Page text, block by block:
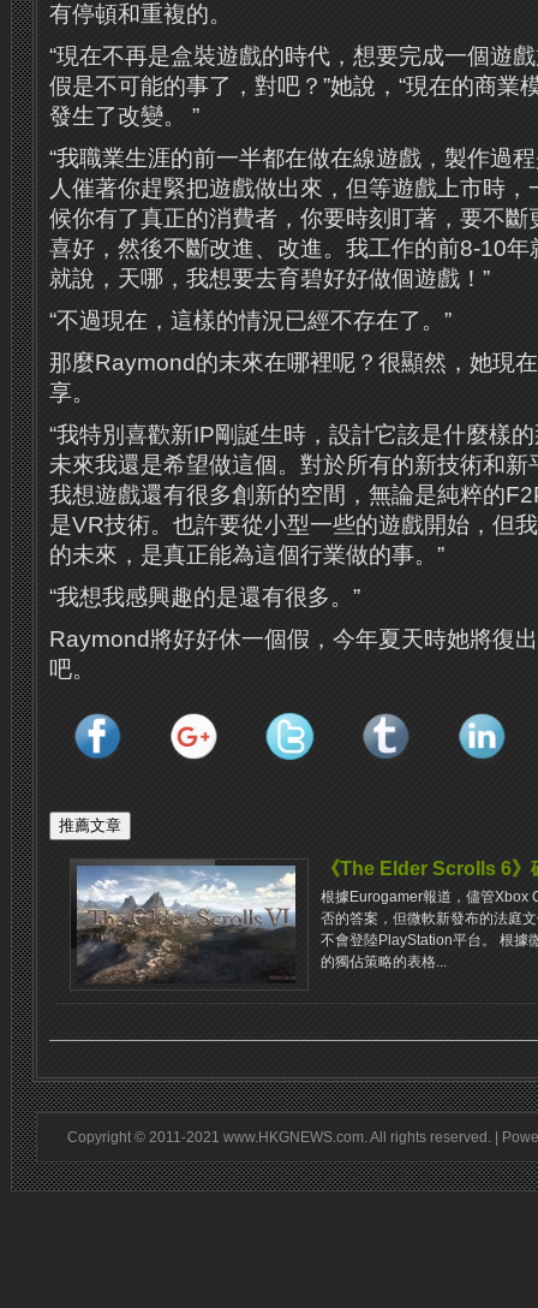
有停頓和重複的。
“現在不再是盒裝遊戲的時代，想要完成一個遊
假是不可能的事了，對吧？”她說，“現在的商業
發生了改變。 ”
“我職業生涯的前一半都在做在線遊戲，製作過
人催著你趕緊把遊戲做出來，但等遊戲上市時
候你有了真正的消費者，你要時刻盯著，要不斷
喜好，然後不斷改進、改進。我工作的前8-10
就說，天哪，我想要去育碧好好做個遊戲！”
“不過現在，這樣的情況已經不存在了。”
那麼Raymond的未來在哪裡呢？很顯然，她現
享。
“我特別喜歡新IP剛誕生時，設計它該是什麼樣
未來我還是希望做這個。對於所有的新技術和
我想遊戲還有很多創新的空間，無論是純粹的
是VR技術。也許要從小型一些的遊戲開始，但
的未來，是真正能為這個行業做的事。”
“我想我感興趣的是還有很多。”
Raymond將好好休一個假，今年夏天時她將復
吧。
《The Elder Scrolls 6
根據Eurogamer報道，儘管Xbox
否的答案，但微軟新發布的法庭
不會登陸PlayStation平台。 根據
的獨佔策略的表格...
Copyright © 2011-2021 www.HKGNEWS.com. All rights reserved. |